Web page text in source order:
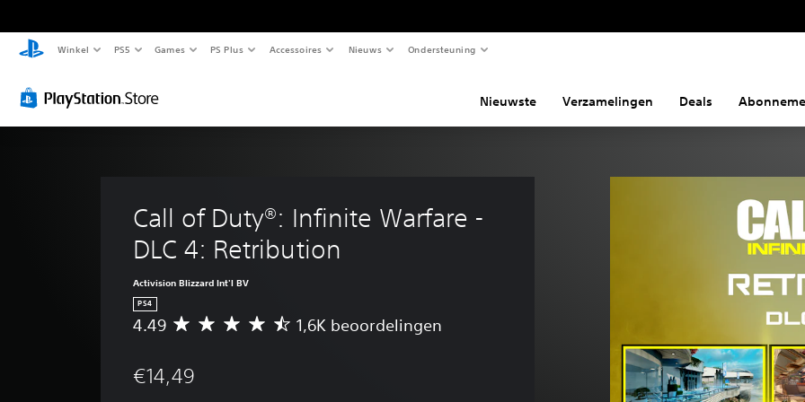
Winkel PS5 Games PS Plus Accessoires Nieuws Ondersteuning
Nieuwste Verzamelingen Deals
Call of Duty®: Infinite Warfare -
DLC 4: Retribution
Activision Blizzard Int'l BV
PS4
G
i
4.49 1,6K beoordelingen
€14,49